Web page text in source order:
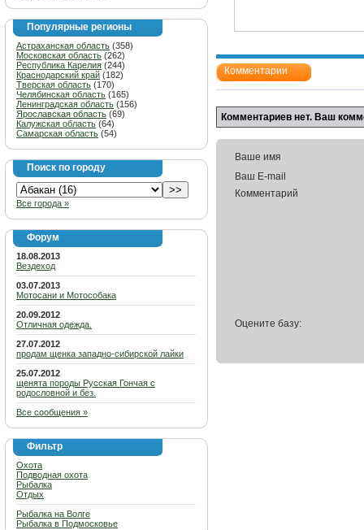
Популярные регионы
Астраханская область (358)
Московская область (262)
Республика Карелия (244)
Краснодарский край (182)
Тверская область (170)
Челябинская область (165)
Ленинградская область (156)
Ярославская область (69)
Калужская область (64)
Самарская область (54)
Поиск по городу
Все города »
Форум
18.08.2013
Вездеход
03.07.2013
Мотосани и Мотособака
20.09.2012
Отличная одежда.
27.07.2012
продам щенка западно-сибирской лайки
25.07.2012
щенята породы Русская Гончая с
родословной и без.
Все сообщения »
Фильтр
Охота
Подводная охота
Рыбалка
Отдых
Рыбалка на Волге
Рыбалка в Подмосковье
Комментарии
Комментариев нет. Ваш
Ваше имя
Ваш E-mail
Комментарий
Оцените базу: